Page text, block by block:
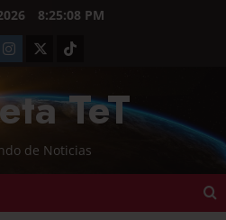
8:25:08 PM
TeT
de Noticias